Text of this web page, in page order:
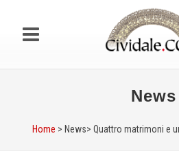
News
Home > News> Quattro matrimoni e